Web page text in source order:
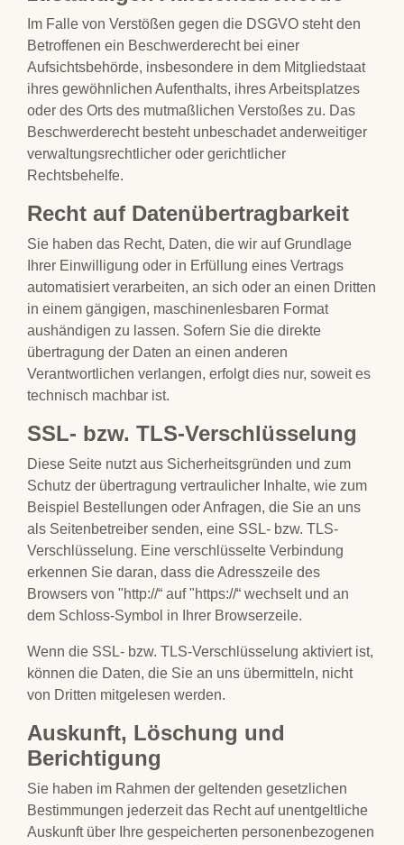
Im Falle von Verstößen gegen die DSGVO steht den
Betroffenen ein Beschwerderecht bei einer
Aufsichtsbehörde, insbesondere in dem Mitgliedstaat
ihres gewöhnlichen Aufenthalts, ihres Arbeitsplatzes
oder des Orts des mutmaßlichen Verstoßes zu. Das
Beschwerderecht besteht unbeschadet anderweitiger
verwaltungsrechtlicher oder gerichtlicher
Rechtsbehelfe.
Recht auf Datenübertragbarkeit
Sie haben das Recht, Daten, die wir auf Grundlage
Ihrer Einwilligung oder in Erfüllung eines Vertrags
automatisiert verarbeiten, an sich oder an einen Dritten
in einem gängigen, maschinenlesbaren Format
aushändigen zu lassen. Sofern Sie die direkte
übertragung der Daten an einen anderen
Verantwortlichen verlangen, erfolgt dies nur, soweit es
technisch machbar ist.
SSL- bzw. TLS-Verschlüsselung
Diese Seite nutzt aus Sicherheitsgründen und zum
Schutz der übertragung vertraulicher Inhalte, wie zum
Beispiel Bestellungen oder Anfragen, die Sie an uns
als Seitenbetreiber senden, eine SSL- bzw. TLS-
Verschlüsselung. Eine verschlüsselte Verbindung
erkennen Sie daran, dass die Adresszeile des
Browsers von "http://“ auf "https://“ wechselt und an
dem Schloss-Symbol in Ihrer Browserzeile.
Wenn die SSL- bzw. TLS-Verschlüsselung aktiviert ist,
können die Daten, die Sie an uns übermitteln, nicht
von Dritten mitgelesen werden.
Auskunft, Löschung und
Berichtigung
Sie haben im Rahmen der geltenden gesetzlichen
Bestimmungen jederzeit das Recht auf unentgeltliche
Auskunft über Ihre gespeicherten personenbezogenen